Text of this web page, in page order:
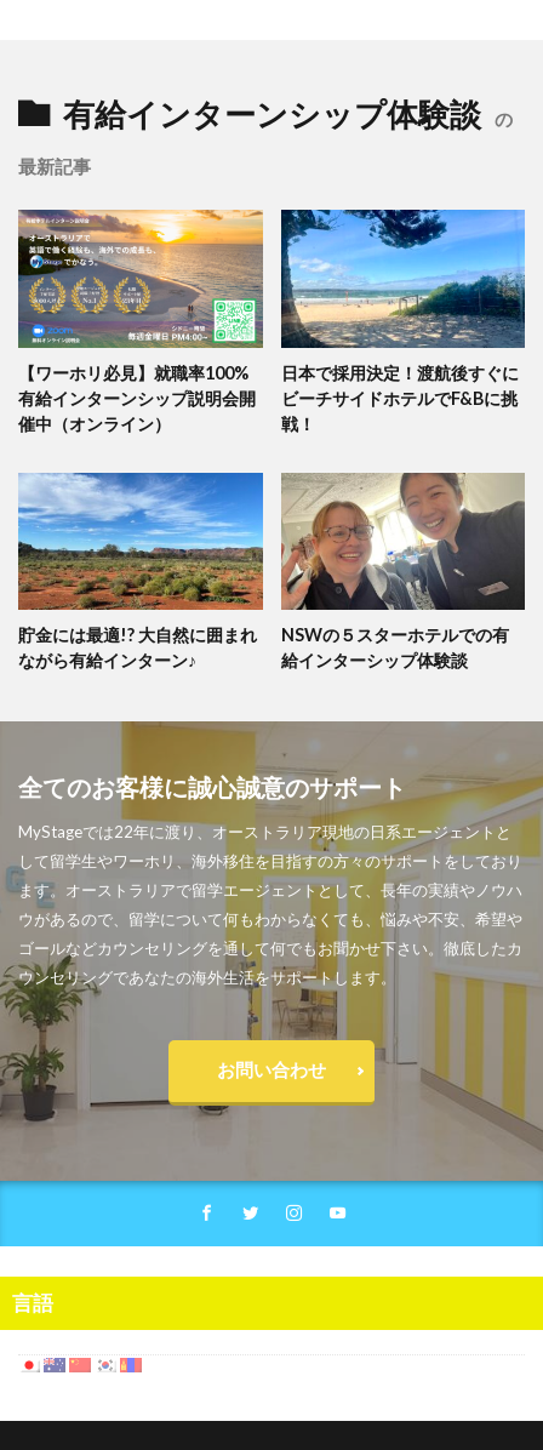
有給インターンシップ体験談 の
最新記事
【ワーホリ必見】就職率100%
有給インターンシップ説明会開
催中（オンライン）
日本で採用決定！渡航後すぐに
ビーチサイドホテルでF&Bに挑
戦！
貯金には最適!? 大自然に囲まれ
ながら有給インターン♪
NSWの５スターホテルでの有
給インターシップ体験談
全てのお客様に誠心誠意のサポート
MyStageでは22年に渡り、オーストラリア現地の日系エージェントと
して留学生やワーホリ、海外移住を目指すの方々のサポートをしており
ます。オーストラリアで留学エージェントとして、長年の実績やノウハ
ウがあるので、留学について何もわからなくても、悩みや不安、希望や
ゴールなどカウンセリングを通して何でもお聞かせ下さい。徹底したカ
ウンセリングであなたの海外生活をサポートします。
お問い合わせ
言語